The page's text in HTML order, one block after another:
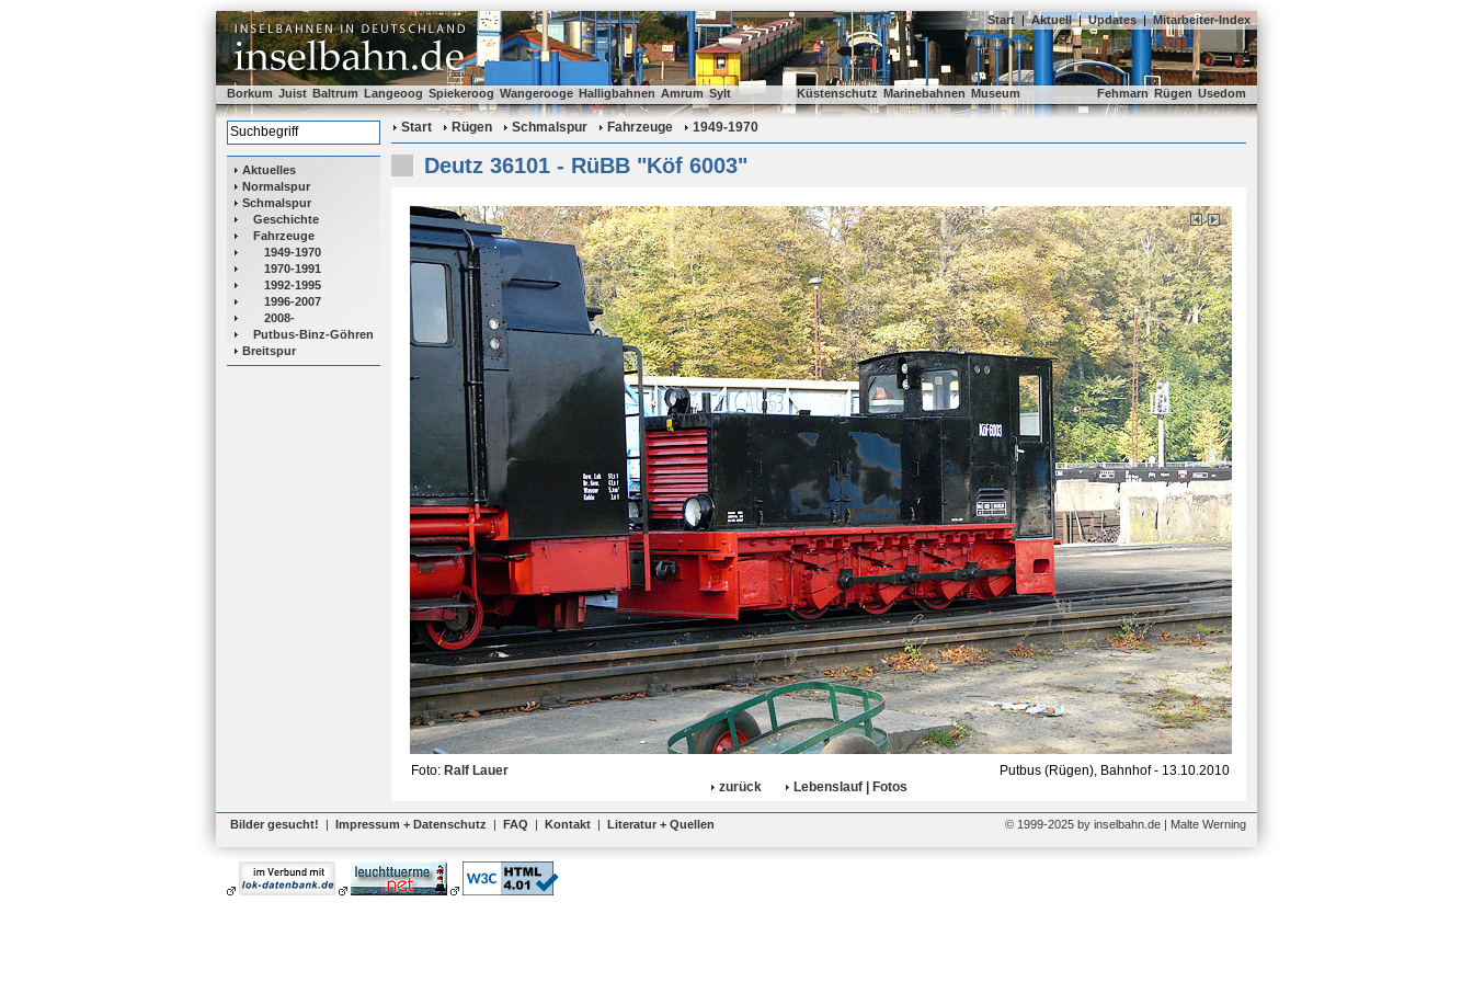
Start | Aktuell | Updates | Mitarbeiter-Index
Borkum Juist Baltrum Langeoog Spiekeroog Wangerooge Halligbahnen Amrum Sylt Küstenschutz Marinebahnen Museum Fehmarn Rügen Usedom
Aktuelles
Normalspur
Schmalspur
Geschichte
Fahrzeuge
1949-1970
1970-1991
1992-1995
1996-2007
2008-
Putbus-Binz-Göhren
Breitspur
Start Rügen Schmalspur Fahrzeuge 1949-1970
Deutz 36101 - RüBB "Köf 6003"
Foto: Ralf Lauer
Putbus (Rügen), Bahnhof - 13.10.2010
zurück
Lebenslauf | Fotos
Bilder gesucht! | Impressum + Datenschutz | FAQ | Kontakt | Literatur + Quellen © 1999-2025 by inselbahn.de | Malte Werning